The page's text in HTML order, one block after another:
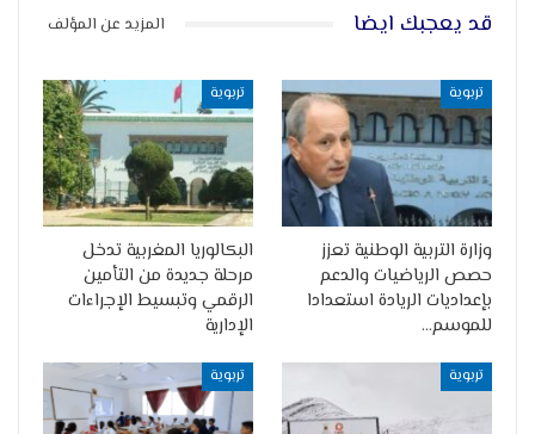
قد يعجبك ايضا المزيد عن المؤلف
تربوية
وزارة التربية الوطنية تعزز
حصص الرياضيات والدعم
بإعداديات الريادة استعدادا
للموسم…
تربوية
البكالوريا المغربية تدخل
مرحلة جديدة من التأمين
الرقمي وتبسيط الإجراءات
الإدارية
تربوية تربوية